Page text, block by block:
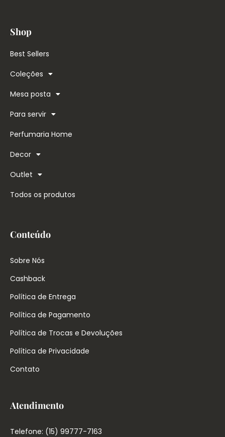
Shop
Best Sellers
Coleções
Mesa posta
Para servir
Perfumaria Home
Decor
Outlet
Todos os produtos
Conteúdo
Sobre Nós
Cashback
Política de Entrega
Política de Pagamento
Política de Trocas e Devoluções
Política de Privacidade
Contato
Atendimento
Telefone: (15) 99777-7163